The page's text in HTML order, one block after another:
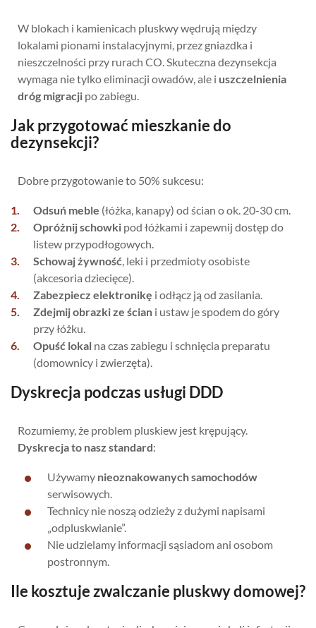
W blokach i kamienicach pluskwy wędrują między
lokalami pionami instalacyjnymi, przez gniazdka i
nieszczelności przy rurach CO. Skuteczna dezynsekcja
wymaga nie tylko eliminacji owadów, ale i uszczelnienia
dróg migracji po zabiegu.
Jak przygotować mieszkanie do
dezynsekcji?
Dobre przygotowanie to 50% sukcesu:
Odsuń meble (łóżka, kanapy) od ścian o ok. 20-30 cm.
Opróżnij schowki pod łóżkami i zapewnij dostęp do
listew przypodłogowych.
Schowaj żywność, leki i przedmioty osobiste
(akcesoria dziecięce).
Zabezpiecz elektronikę i odłącz ją od zasilania.
Zdejmij obrazki ze ścian i ustaw je spodem do góry
przy łóżku.
Opuść lokal na czas zabiegu i schnięcia preparatu
(domownicy i zwierzęta).
Dyskrecja podczas usługi DDD
Rozumiemy, że problem pluskiew jest krępujący.
Dyskrecja to nasz standard:
Używamy nieoznakowanych samochodów
serwisowych.
Technicy nie noszą odzieży z dużymi napisami
„odpluskwianie”.
Nie udzielamy informacji sąsiadom ani osobom
postronnym.
Ile kosztuje zwalczanie pluskwy domowej?